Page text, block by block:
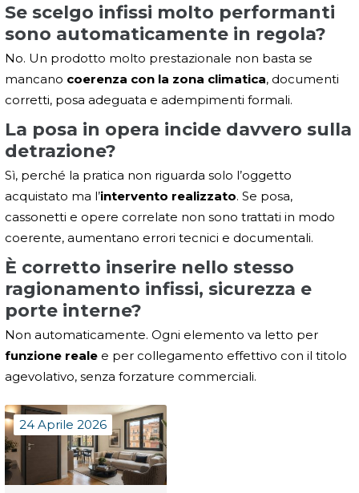
Se scelgo infissi molto performanti
sono automaticamente in regola?
No. Un prodotto molto prestazionale non basta se
mancano coerenza con la zona climatica, documenti
corretti, posa adeguata e adempimenti formali.
La posa in opera incide davvero sulla
detrazione?
Sì, perché la pratica non riguarda solo l’oggetto
acquistato ma l’intervento realizzato. Se posa,
cassonetti e opere correlate non sono trattati in modo
coerente, aumentano errori tecnici e documentali.
È corretto inserire nello stesso
ragionamento infissi, sicurezza e
porte interne?
Non automaticamente. Ogni elemento va letto per
funzione reale e per collegamento effettivo con il titolo
agevolativo, senza forzature commerciali.
24 Aprile 2026